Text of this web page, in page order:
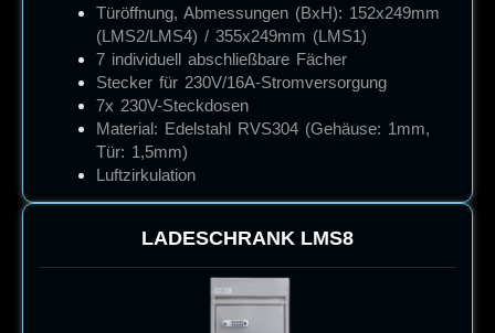
Türöffnung, Abmessungen (BxH): 152x249mm
(LMS2/LMS4) / 355x249mm (LMS1)
7 individuell abschließbare Fächer
Stecker für 230V/16A-Stromversorgung
7x 230V-Steckdosen
Material: Edelstahl RVS304 (Gehäuse: 1mm,
Tür: 1,5mm)
Luftzirkulation
LADESCHRANK LMS8